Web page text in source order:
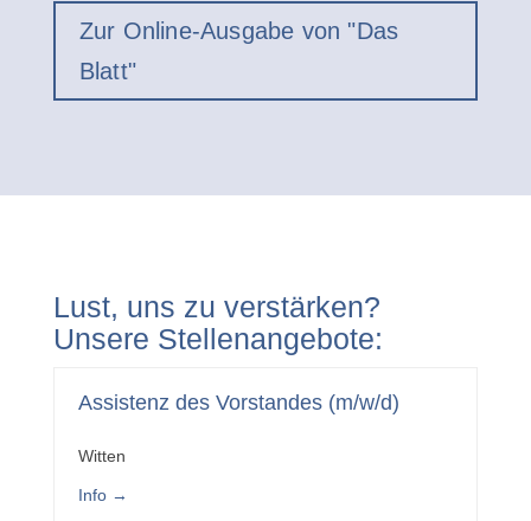
Zur Online-Ausgabe von "Das
Blatt"
Lust, uns zu verstärken?
Unsere Stellenangebote:
Assistenz des Vorstandes (m/w/d)
Witten
Info